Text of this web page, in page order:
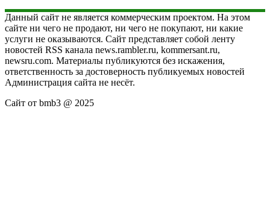
Данный сайт не является коммерческим проектом. На этом
сайте ни чего не продают, ни чего не покупают, ни какие
услуги не оказываются. Сайт представляет собой ленту
новостей RSS канала news.rambler.ru, kommersant.ru,
newsru.com. Материалы публикуются без искажения,
ответственность за достоверность публикуемых новостей
Администрация сайта не несёт.
Сайт от bmb3 @ 2025